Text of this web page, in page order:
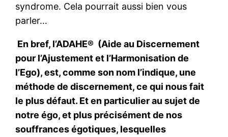
syndrome. Cela pourrait aussi bien vous
parler…
En bref, l’ADAHE® (Aide au Discernement
pour l’Ajustement et l’Harmonisation de
l’Ego), est, comme son nom l’indique, une
méthode de discernement, ce qui nous fait
le plus défaut. Et en particulier au sujet de
notre égo, et plus précisément de nos
souffrances égotiques, lesquelles